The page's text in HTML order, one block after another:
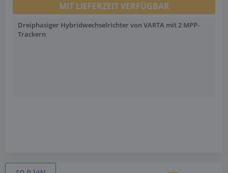
MIT LIEFERZEIT VERFÜGBAR
Dreiphasiger Hybridwechselrichter von VARTA mit 2 MPP-
Trackern